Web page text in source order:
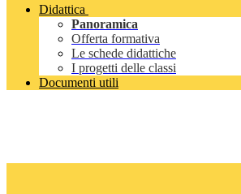
Didattica
Panoramica
Offerta formativa
Le schede didattiche
I progetti delle classi
Documenti utili